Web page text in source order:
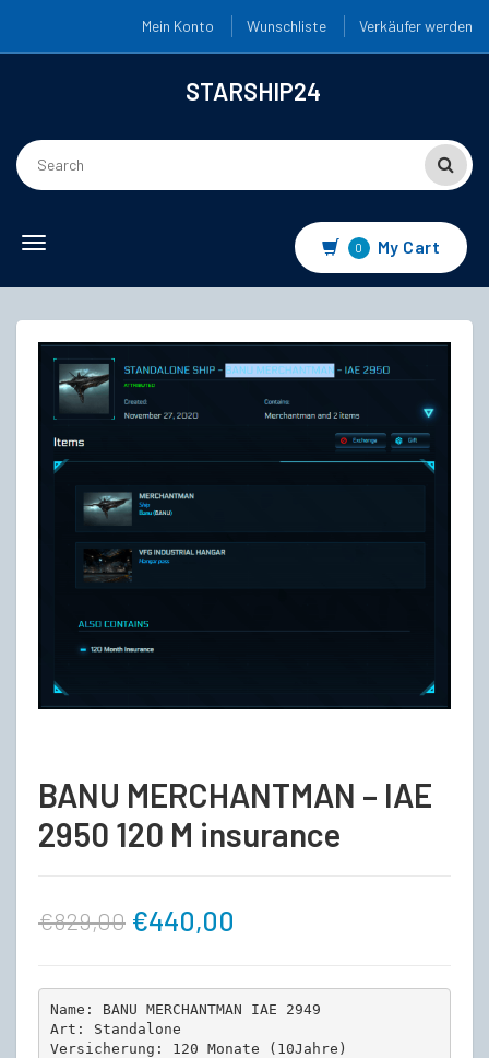
Mein Konto Wunschliste Verkäufer werden
STARSHIP24
Toggle
0 My Cart
BANU MERCHANTMAN – IAE
2950 120 M insurance
€829,00 Ursprünglicher
war:
€440,00
Name: BANU MERCHANTMAN IAE 2949
Art: Standalone
Versicherung: 120 Monate (10Jahre)